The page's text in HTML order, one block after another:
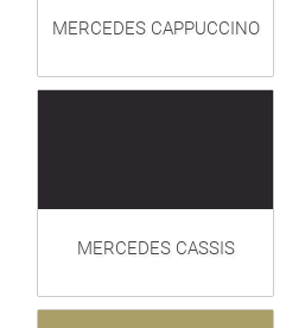
MERCEDES CAPPUCCINO
MERCEDES CASSIS